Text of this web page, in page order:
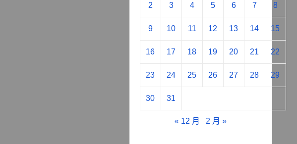
2 3 4 5 6 7 8
9 10 11 12 13 14 15
16 17 18 19 20 21 22
23 24 25 26 27 28 29
30 31
« 12 月 2 月 »